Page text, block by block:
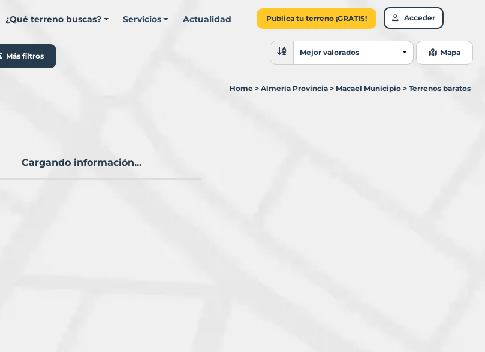
¿Qué terreno buscas? Servicios Actualidad Publica tu terreno ¡GRATIS! Acceder
Más filtros
Ordenar resultados
Mejor valorados Mapa
Home > Almería Provincia > Macael Municipio > Terrenos baratos
Cargando información...